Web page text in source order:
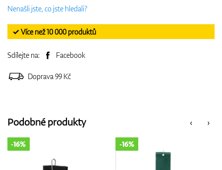
Nenašli jste, co jste hledali?
✓ Více než 10 000 produktů
Sdílejte na: Facebook
Doprava 99 Kč
‹
Podobné produkty ›
-16% -16%